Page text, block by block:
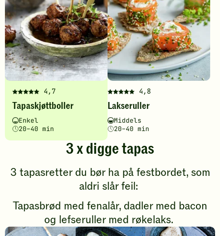
gi
din
vurdering.
gi
din
vurdering.
4,7
Denne
oppskriften
har
fått
stjerner.
Klikk
å
gi
vurdering.
Tapaskjøttboller
Vanskelighetsgrad
Enkel
Tilberedningstid
20–40 min
4,8
Denne
oppskriften
har
fått
5
av
5
stjerner.
Klikk
for
å
gi
din
vurdering.
Lakseruller
Vanskelighetsgrad
Middels
Tilberedningstid
20–40 min
3 x digge tapas
3 tapasretter du bør ha på festbordet, som
aldri slår feil:
Tapasbrød med fenalår, dadler med bacon
og lefseruller med røkelaks.